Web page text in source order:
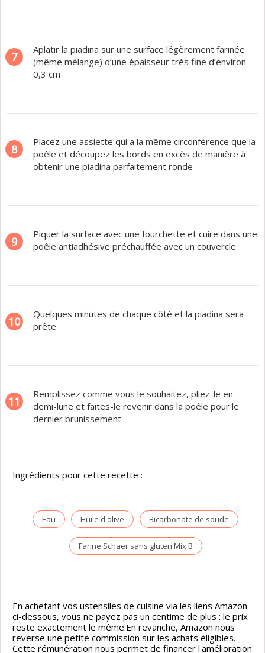
7
Aplatir la piadina sur une surface légèrement farinée
(même mélange) d’une épaisseur très fine d’environ
0,3 cm
8
Placez une assiette qui a la même circonférence que la
poêle et découpez les bords en excès de manière à
obtenir une piadina parfaitement ronde
9
Piquer la surface avec une fourchette et cuire dans une
poêle antiadhésive préchauffée avec un couvercle
10
Quelques minutes de chaque côté et la piadina sera
prête
11
Remplissez comme vous le souhaitez, pliez-le en
demi-lune et faites-le revenir dans la poêle pour le
dernier brunissement
Ingrédients pour cette recette :
Eau Huile d'olive Bicarbonate de soude
Farine Schaer sans gluten Mix B
En achetant vos ustensiles de cuisine via les liens Amazon
ci-dessous, vous ne payez pas un centime de plus : le prix
reste exactement le même.En revanche, Amazon nous
reverse une petite commission sur les achats éligibles.
Cette rémunération nous permet de financer l'amélioration